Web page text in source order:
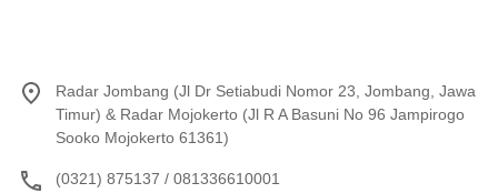
Radar Jombang (Jl Dr Setiabudi Nomor 23, Jombang, Jawa
Timur) & Radar Mojokerto (Jl R A Basuni No 96 Jampirogo
Sooko Mojokerto 61361)
(0321) 875137 / 081336610001